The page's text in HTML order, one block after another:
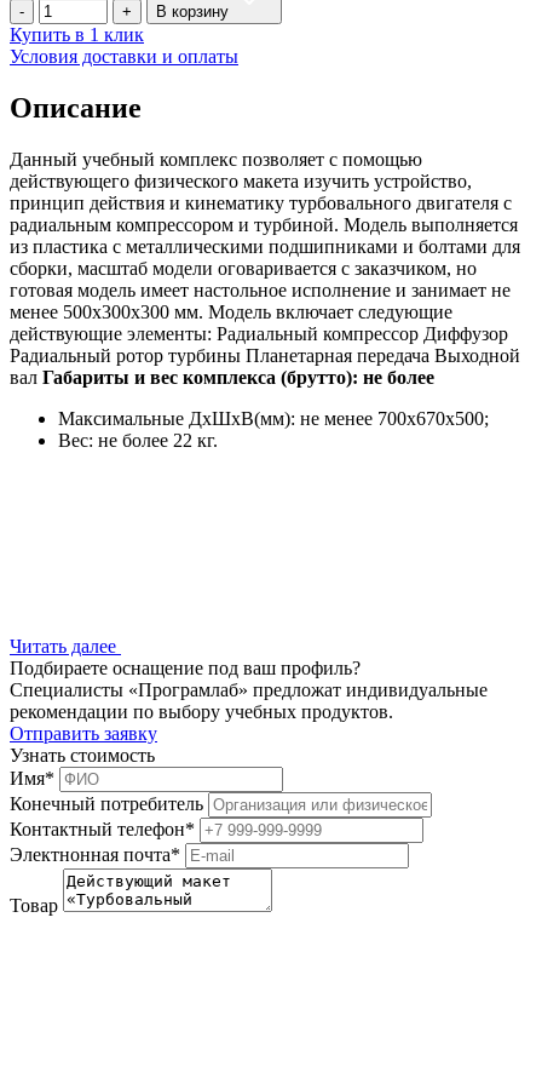
В корзину
Купить в 1 клик
Условия доставки и оплаты
Описание
Данный учебный комплекс позволяет с помощью
действующего физического макета изучить устройство,
принцип действия и кинематику турбовального двигателя с
радиальным компрессором и турбиной. Модель выполняется
из пластика с металлическими подшипниками и болтами для
сборки, масштаб модели оговаривается с заказчиком, но
готовая модель имеет настольное исполнение и занимает не
менее 500х300х300 мм. Модель включает следующие
действующие элементы: Радиальный компрессор Диффузор
Радиальный ротор турбины Планетарная передача Выходной
вал Габариты и вес комплекса (брутто): не более
Максимальные ДхШхВ(мм): не менее 700х670х500;
Вес: не более 22 кг.
Читать далее
Подбираете оснащение под ваш профиль?
Специалисты «Програмлаб» предложат индивидуальные
рекомендации по выбору учебных продуктов.
Отправить заявку
Узнать стоимость
Имя*
Конечный потребитель
Контактный телефон*
Электнонная почта*
Товар